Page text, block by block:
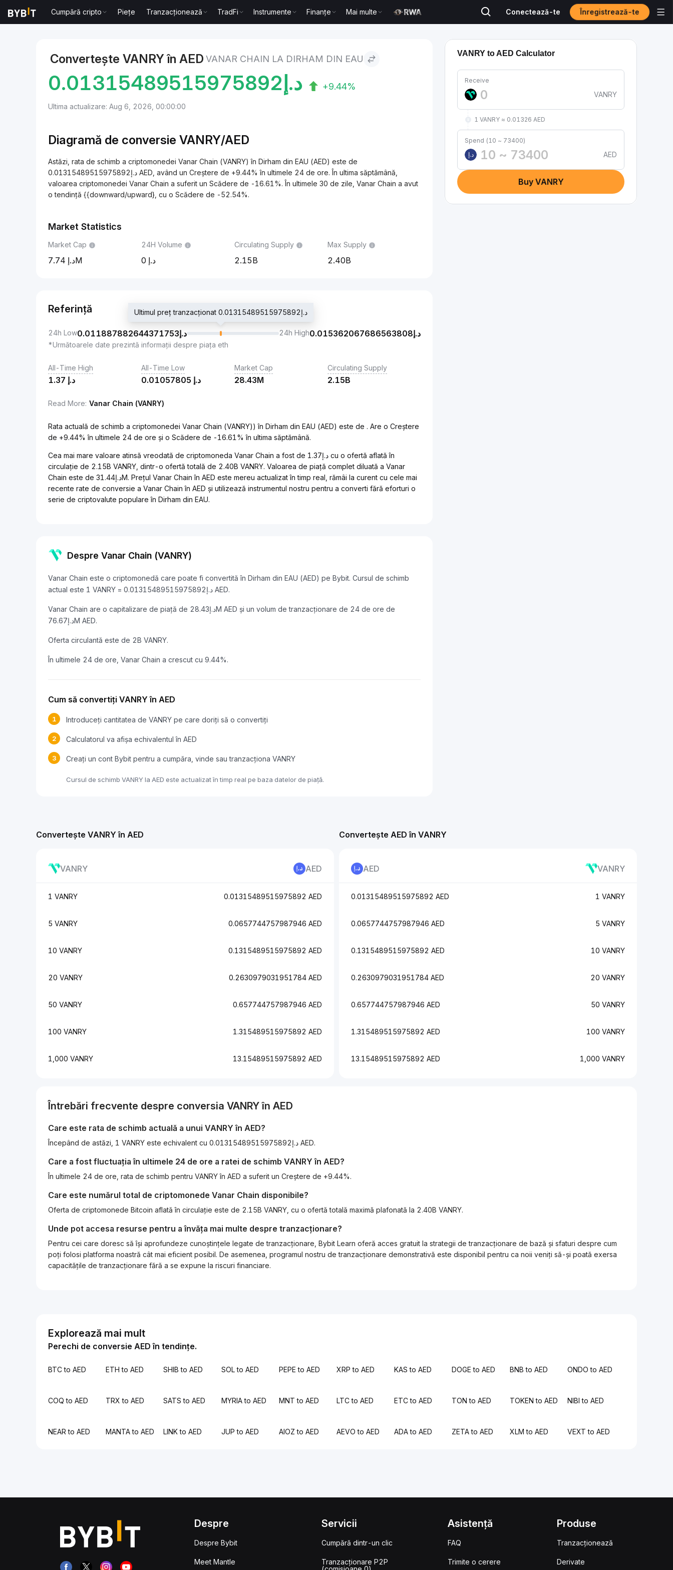
Cumpără cripto Piețe Tranzacționează TradFi Instrumente Finanțe Mai multe Conectează-te Înregistrează-te
Convertește VANRY în AED VANAR CHAIN LA DIRHAM DIN EAU
د.إ 0.01315489515975892 +9.44%
Ultima actualizare: Aug 6, 2026, 00:00:00
Diagramă de conversie VANRY/AED
Astăzi, rata de schimb a criptomonedei Vanar Chain (VANRY) în Dirham din EAU (AED) este de
د.إ0.01315489515975892 AED, având un Creștere de +9.44% în ultimele 24 de ore. În ultima săptămână,
valoarea criptomonedei Vanar Chain a suferit un Scădere de -16.61%. În ultimele 30 de zile, Vanar Chain a avut
o tendință {{downward/upward}, cu o Scădere de -52.54%.
Market Statistics
Market Cap
7.74M
24H Volume
0
Circulating Supply
2.15B
Max Supply
2.40B
Referință
24h Low د.إ0.011887882644371753
Ultimul preț tranzacționat د.إ0.01315489515975892
24h High د.إ0.015362067686563808
*Următoarele date prezintă informații despre piața eth
All-Time High
د.إ 1.37
All-Time Low
د.إ 0.01057805
Market Cap
28.43M
Circulating Supply
2.15B
Read More: Vanar Chain (VANRY)
Rata actuală de schimb a criptomonedei Vanar Chain (VANRY)) în Dirham din EAU (AED) este de . Are o Creștere
de +9.44% în ultimele 24 de ore și o Scădere de -16.61% în ultima săptămână.
Cea mai mare valoare atinsă vreodată de criptomoneda Vanar Chain a fost de د.إ1.37 cu o ofertă aflată în
circulație de 2.15B VANRY, dintr-o ofertă totală de 2.40B VANRY. Valoarea de piață complet diluată a Vanar
Chain este de د.إ31.44M. Prețul Vanar Chain în AED este mereu actualizat în timp real, rămâi la curent cu cele mai
recente rate de conversie a Vanar Chain în AED și utilizează instrumentul nostru pentru a converti fără eforturi o
serie de criptovalute populare în Dirham din EAU.
Despre Vanar Chain (VANRY)
Vanar Chain este o criptomonedă care poate fi convertită în Dirham din EAU (AED) pe Bybit. Cursul de schimb
actual este 1 VANRY = د.إ0.01315489515975892 AED.
Vanar Chain are o capitalizare de piață de د.إ28.43M AED și un volum de tranzacționare de 24 de ore de
د.إ76.67M AED.
Oferta circulantă este de 2B VANRY.
În ultimele 24 de ore, Vanar Chain a crescut cu 9.44%.
Cum să convertiți VANRY în AED
1 Introduceți cantitatea de VANRY pe care doriți să o convertiți
2 Calculatorul va afișa echivalentul în AED
3 Creați un cont Bybit pentru a cumpăra, vinde sau tranzacționa VANRY
Cursul de schimb VANRY la AED este actualizat în timp real pe baza datelor de piață.
VANRY to AED Calculator
Receive
VANRY
1 VANRY ≈ 0.01326 AED
Spend (10 ~ 73400)
د.إ
AED
Buy VANRY
Convertește VANRY în AED
VANRY AED
1 VANRY 0.01315489515975892 AED
5 VANRY 0.0657744757987946 AED
10 VANRY 0.1315489515975892 AED
20 VANRY 0.2630979031951784 AED
50 VANRY 0.657744757987946 AED
100 VANRY 1.315489515975892 AED
1,000 VANRY 13.15489515975892 AED
Convertește AED în VANRY
AED VANRY
0.01315489515975892 AED 1 VANRY
0.0657744757987946 AED 5 VANRY
0.1315489515975892 AED 10 VANRY
0.2630979031951784 AED 20 VANRY
0.657744757987946 AED 50 VANRY
1.315489515975892 AED 100 VANRY
13.15489515975892 AED 1,000 VANRY
Întrebări frecvente despre conversia VANRYîn AED
Care este rata de schimb actuală a unui VANRY în AED?
Începând de astăzi, 1 VANRY este echivalent cu د.إ0.01315489515975892 AED.
Care a fost fluctuația în ultimele 24 de ore a ratei de schimb VANRY în AED?
În ultimele 24 de ore, rata de schimb pentru VANRY în AED a suferit un Creștere de +9.44%.
Care este numărul total de criptomonede Vanar Chain disponibile?
Oferta de criptomonede Bitcoin aflată în circulație este de 2.15B VANRY, cu o ofertă totală maximă plafonată la 2.40B VANRY.
Unde pot accesa resurse pentru a învăța mai multe despre tranzacționare?
Pentru cei care doresc să își aprofundeze cunoștințele legate de tranzacționare, Bybit Learn oferă acces gratuit la strategii de tranzacționare de bază și sfaturi despre cum
poți folosi platforma noastră cât mai eficient posibil. De asemenea, programul nostru de tranzacționare demonstrativă este disponibil pentru ca noii veniți să-și poată exersa
capacitățile de tranzacționare fără a se expune la riscuri financiare.
Explorează mai mult
Perechi de conversie AED în tendințe.
BTC to AED ETH to AED SHIB to AED SOL to AED PEPE to AED XRP to AED KAS to AED DOGE to AED BNB to AED ONDO to AED
COQ to AED TRX to AED SATS to AED MYRIA to AED MNT to AED LTC to AED ETC to AED TON to AED TOKEN to AED NIBI to AED
NEAR to AED MANTA to AED LINK to AED JUP to AED AIOZ to AED AEVO to AED ADA to AED ZETA to AED XLM to AED VEXT to AED
Despre
Despre Bybit
Meet Mantle
Servicii
Cumpără dintr-un clic
Tranzacționare P2P
Asistență
FAQ
Trimite o cerere
Produse
Tranzacționează
Derivate